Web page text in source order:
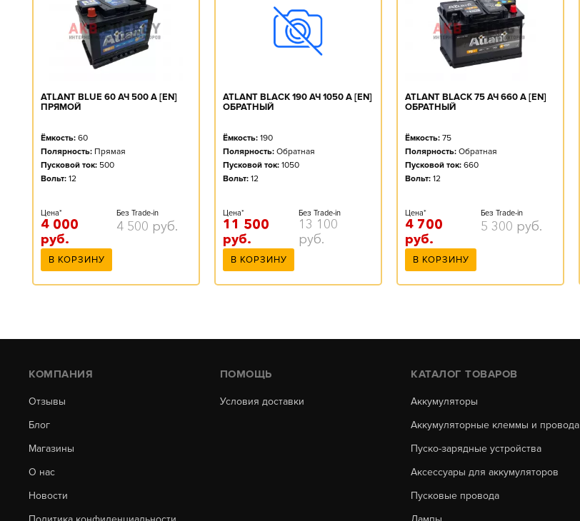
ATLANT BLUE 60 АЧ 500 А [EN]
ПРЯМОЙ
Ёмкость: 60
Полярность: Прямая
Пусковой ток: 500
Вольт: 12
Цена*
4 000
руб.
Без Trade-in
4 500 руб.
В КОРЗИНУ
ATLANT BLACK 190 АЧ 1050 А [EN]
ОБРАТНЫЙ
Ёмкость: 190
Полярность: Обратная
Пусковой ток: 1050
Вольт: 12
Цена*
11 500
руб.
Без Trade-in
13 100
руб.
В КОРЗИНУ
ATLANT BLACK 75 АЧ 660 А [EN]
ОБРАТНЫЙ
Ёмкость: 75
Полярность: Обратная
Пусковой ток: 660
Вольт: 12
Цена*
4 700
руб.
Без Trade-in
5 300 руб.
В КОРЗИНУ
КОМПАНИЯ
Отзывы
Блог
Магазины
О нас
Новости
ПОМОЩЬ
Условия доставки
КАТАЛОГ ТОВАРОВ
Аккумуляторы
Аккумуляторные клеммы и провода
Пуско-зарядные устройства
Аксессуары для аккумуляторов
Пусковые провода